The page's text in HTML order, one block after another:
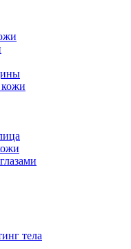
тела